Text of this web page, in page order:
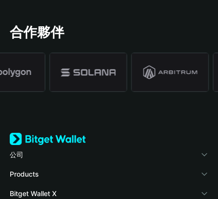
合作夥伴
公司
關於 Bitget Wallet
部落格
Products
Crypto Card
Bitget Wallet X